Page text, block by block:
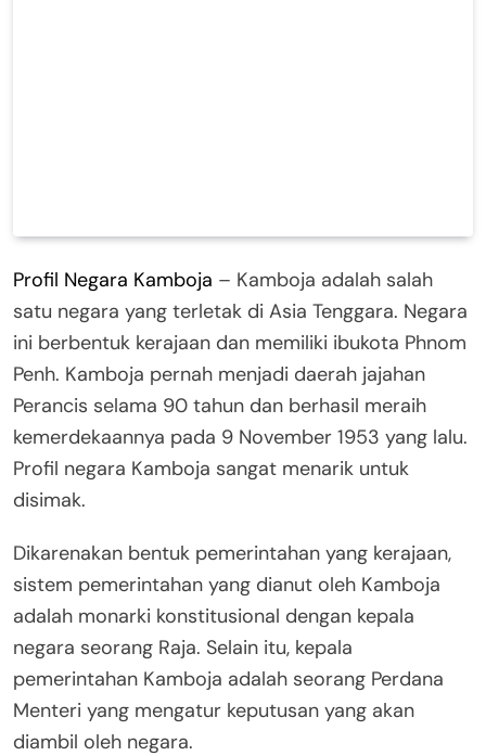
Profil Negara Kamboja – Kamboja adalah salah
satu negara yang terletak di Asia Tenggara. Negara
ini berbentuk kerajaan dan memiliki ibukota Phnom
Penh. Kamboja pernah menjadi daerah jajahan
Perancis selama 90 tahun dan berhasil meraih
kemerdekaannya pada 9 November 1953 yang lalu.
Profil negara Kamboja sangat menarik untuk
disimak.
Dikarenakan bentuk pemerintahan yang kerajaan,
sistem pemerintahan yang dianut oleh Kamboja
adalah monarki konstitusional dengan kepala
negara seorang Raja. Selain itu, kepala
pemerintahan Kamboja adalah seorang Perdana
Menteri yang mengatur keputusan yang akan
diambil oleh negara.